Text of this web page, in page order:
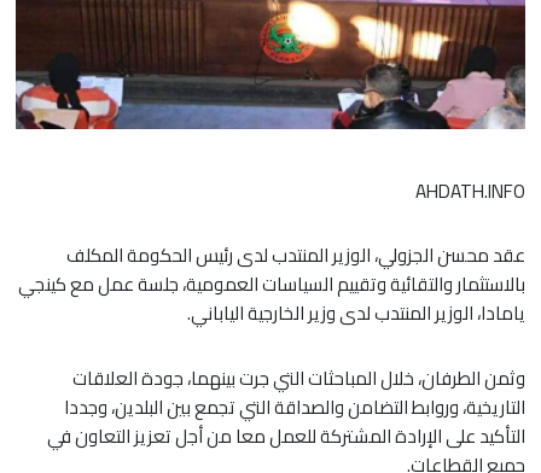
AHDATH.INFO
عقد محسن الجزولي، الوزير المنتدب لدى رئيس الحكومة المكلف
بالاستثمار والتقائية وتقييم السياسات العمومية، جلسة عمل مع كينجي
يامادا، الوزير المنتدب لدى وزير الخارجية الياباني.
وثمن الطرفان، خلال المباحثات التي جرت بينهما، جودة العلاقات
التاريخية، وروابط التضامن والصداقة التي تجمع بين البلدين، وجددا
التأكيد على الإرادة المشتركة للعمل معا من أجل تعزيز التعاون في
جميع القطاعات.